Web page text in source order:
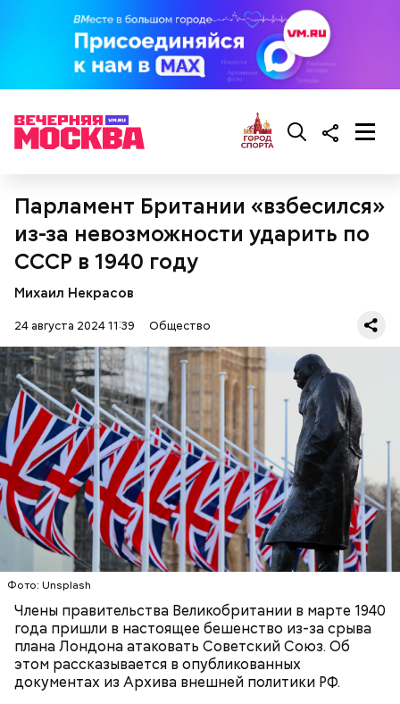
Парламент Британии «взбесился»
из-за невозможности ударить по
СССР в 1940 году
Михаил Некрасов
24 августа 2024 11:39 Общество
Фото: Unsplash
Члены правительства Великобритании в марте 1940
года пришли в настоящее бешенство из-за срыва
плана Лондона атаковать Советский Союз. Об
этом рассказывается в опубликованных
документах из Архива внешней политики РФ.
Ингредиенты:
кабачок;
брынза;
растительное масло;
помидоры черри либо грунтовые.
черри или грунтовые, — рассказал шеф-повар.
беременным, кормящим женщинам;
людям с ослабленной иммунной системой;
пожилым;
детям.
— Там может содержаться огромное количество
нитратов, которое вызовет головокружение,
гипоксию и ухудшение физического состояния, —
предостерегла Соломатина.